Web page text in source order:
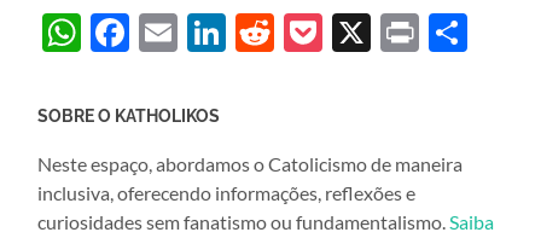
WhatsApp
Facebook
EmailLinkedIn
Reddit
Pocket
X Print
SOBRE O KATHOLIKOS
Neste espaço, abordamos o Catolicismo de maneira
inclusiva, oferecendo informações, reflexões e
curiosidades sem fanatismo ou fundamentalismo.Saiba